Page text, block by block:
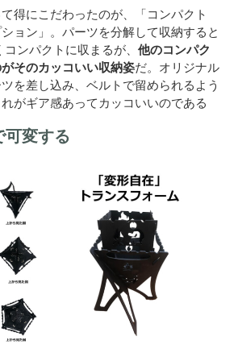
得にこだわったのが、「コンパクト
ョン」。パーツを分解して収納すると
ンパクトに収まるが、 他のコンパク
そのカッコいい収納姿だ。オリジナル
を差し込み、ベルトで留められるよう
がギア感あってカッコいいのである
変する